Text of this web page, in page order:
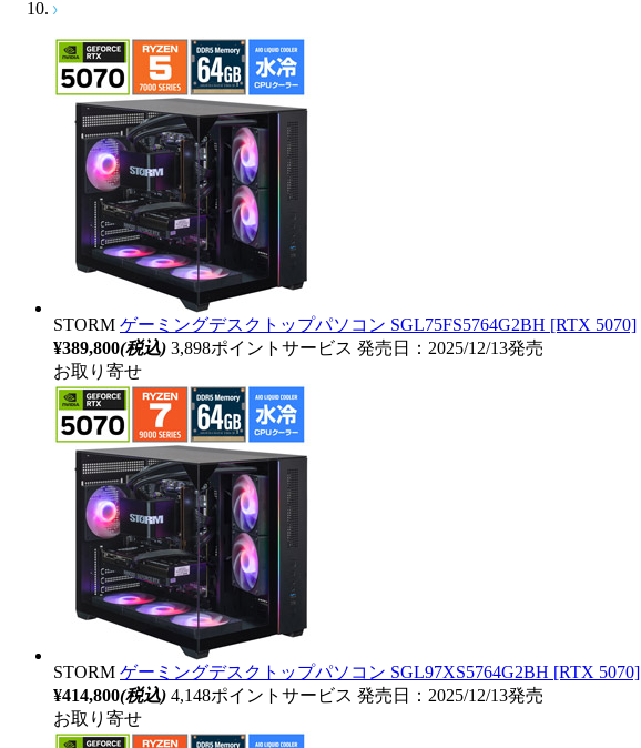
STORM ゲーミングデスクトップパソコン SGL75FS5764G2BH [RTX 5070]
¥389,800(税込) 3,898ポイントサービス 発売日：2025/12/13発売
お取り寄せ
STORM ゲーミングデスクトップパソコン SGL97XS5764G2BH [RTX 5070]
¥414,800(税込) 4,148ポイントサービス 発売日：2025/12/13発売
お取り寄せ